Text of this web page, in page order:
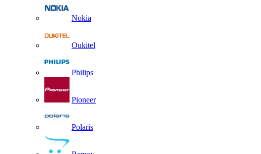
Nokia
Oukitel
Philips
Pioneer
Polaris